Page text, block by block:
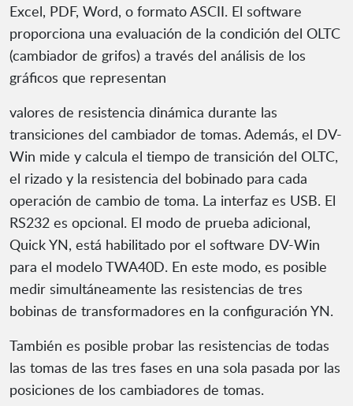
Excel, PDF, Word, o formato ASCII. El software
proporciona una evaluación de la condición del OLTC
(cambiador de grifos) a través del análisis de los
gráficos que representan
valores de resistencia dinámica durante las
transiciones del cambiador de tomas. Además, el DV-
Win mide y calcula el tiempo de transición del OLTC,
el rizado y la resistencia del bobinado para cada
operación de cambio de toma. La interfaz es USB. El
RS232 es opcional. El modo de prueba adicional,
Quick YN, está habilitado por el software DV-Win
para el modelo TWA40D. En este modo, es posible
medir simultáneamente las resistencias de tres
bobinas de transformadores en la configuración YN.
También es posible probar las resistencias de todas
las tomas de las tres fases en una sola pasada por las
posiciones de los cambiadores de tomas.